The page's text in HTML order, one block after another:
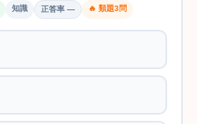
知識 正答率 — 🔥 類題3問